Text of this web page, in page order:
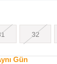
32
Gün